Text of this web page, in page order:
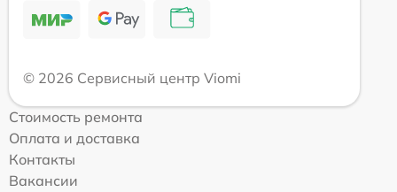
© 2026 Сервисный центр Viomi
Стоимость ремонта
Оплата и доставка
Контакты
Вакансии